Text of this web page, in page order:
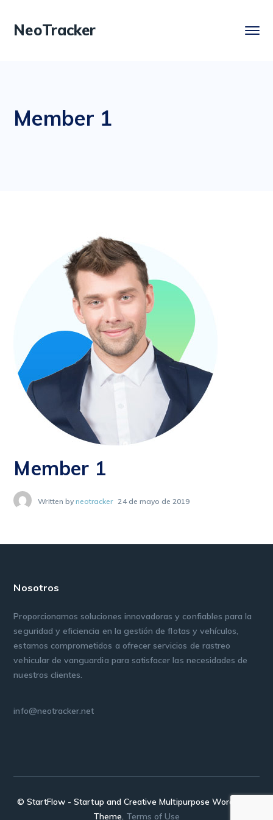
NeoTracker
Member 1
Member 1
Written byneotracker 24 de mayo de 2019
Nosotros
Proporcionamos soluciones innovadoras y confiables para la
seguridad y eficiencia en la gestión de flotas y vehículos,
estamos comprometidos a ofrecer servicios de rastreo
vehicular de vanguardia para satisfacer las necesidades de
nuestros clientes.
info@neotracker.net
© StartFlow - Startup and Creative Multipurpose WordPress
Theme. Terms of Use